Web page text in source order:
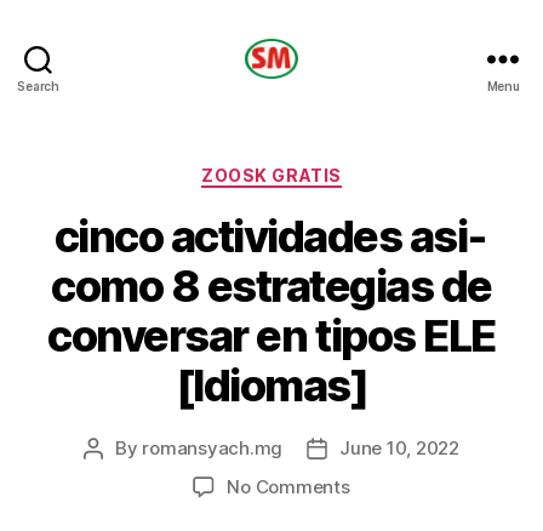
Search Menu
Categories
ZOOSK GRATIS
cinco actividades asi­
como 8 estrategias de
conversar en tipos ELE
[Idiomas]
Post
By romansyach.mg
PostJune 10, 2022
No Commentson